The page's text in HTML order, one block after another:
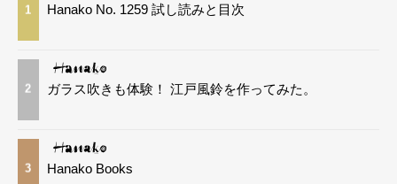
1 Hanako No. 1259 試し読みと目次
2 ガラス吹きも体験！ 江戸風鈴を作ってみた。
3 Hanako Books